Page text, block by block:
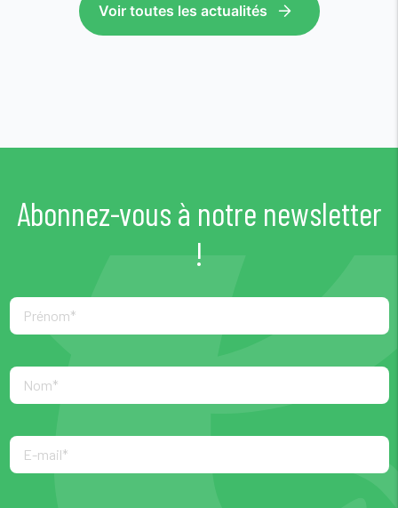
Voir toutes les actualités
Abonnez-vous à notre newsletter
!